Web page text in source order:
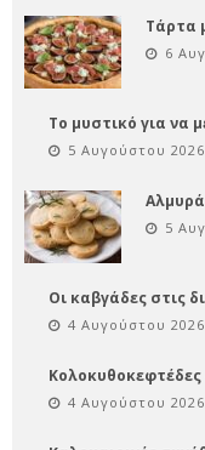
Τάρτα
6
Το μυστικό για να
5 Αυγούστου 2026
5
Οι καβγάδες στις
4 Αυγούστου 2026
Κολοκυθοκεφτέδες
4 Αυγούστου 2026